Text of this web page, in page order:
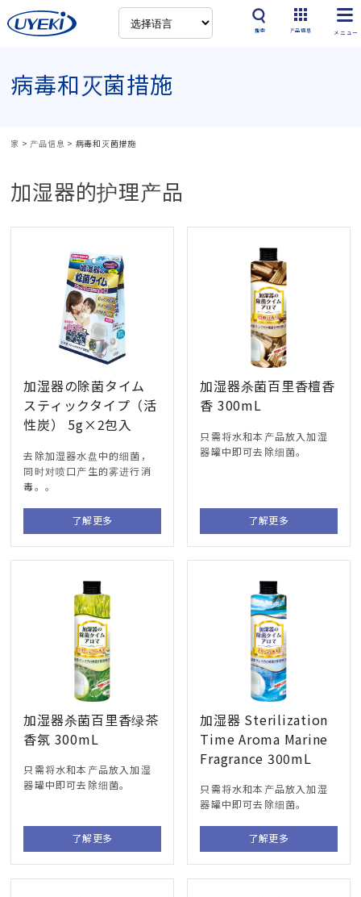
搜索 产品信息
病毒和灭菌措施
家 > 产品信息 > 病毒和灭菌措施
加湿器的护理产品
加湿器の除菌タイム
スティックタイプ（活
性炭） 5g×2包入
去除加湿器水盘中的细菌，
同时对喷口产生的雾进行消
毒。。
了解更多
加湿器杀菌百里香檀香
香 300mL
只需将水和本产品放入加湿
器罐中即可去除细菌。
了解更多
加湿器杀菌百里香绿茶
香氛 300mL
只需将水和本产品放入加湿
器罐中即可去除细菌。
了解更多
加湿器 Sterilization
Time Aroma Marine
Fragrance 300mL
只需将水和本产品放入加湿
器罐中即可去除细菌。
了解更多